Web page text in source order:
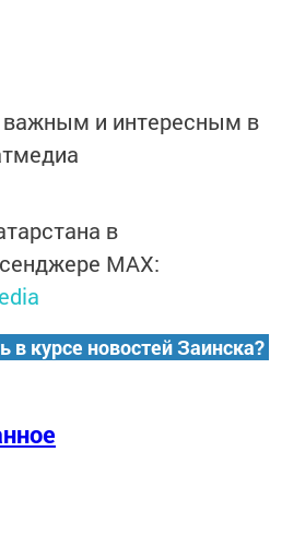
и интересным в
в
MАХ:
курсе новостей Заинска?